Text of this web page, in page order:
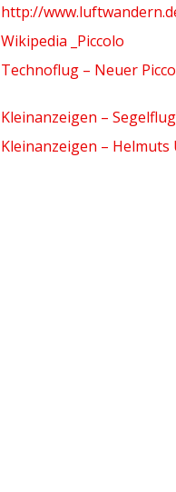
http://
Wikipedia _Piccolo
Technoflug – Neuer
Kleinanzeigen –
Kleinanzeigen – Helmuts